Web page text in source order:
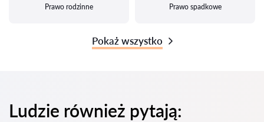
Prawo rodzinne Prawo spadkowe
Pokaż wszystko
Ludzie również pytają: